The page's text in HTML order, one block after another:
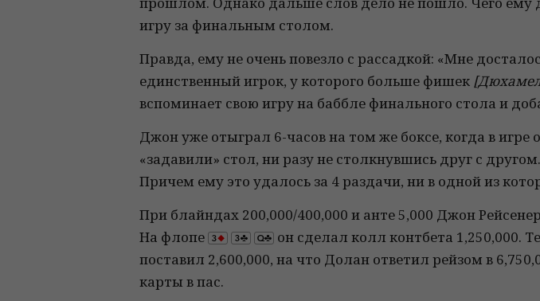
игру за финальным столом.
Правда, ему не очень повезло с рассадкой: «Мне
единственный игрок, у которого больше фишек
вспоминает свою игру на баббле финального стола и
Джон уже отыграл 6-часов на том же боксе, когда в
«задавили» стол, ни разу не столкнувшись друг с
Причем ему это удалось за 4 раздачи, ни в одной из
При блайндах 200,000/400,000 и анте 5,000 Джон
На флопе
он сделал колл контбета 1,250,000.
поставил 2,600,000, на что Долан ответил рейзом в
карты в пас.